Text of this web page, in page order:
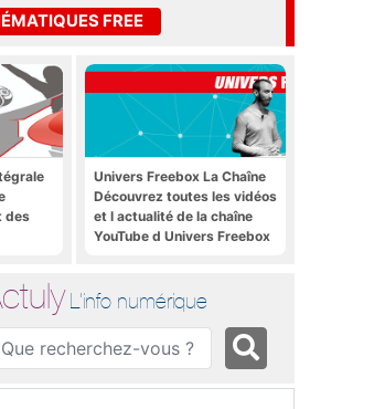
FREE
des
Univers Freebox La Chaîne
Découvrez toutes les vidéos
et l actualité de la chaîne
YouTube d Univers Freebox
L'info numérique